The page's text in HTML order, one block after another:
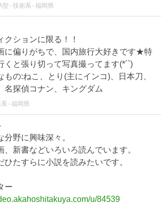
型 技術系 福岡県
クションに限る！！
に偏りがちで、国内旅行大好きです★特
くと張り切って写真撮ってます(*´`)
もの:ねこ、とり(主にインコ)、日本刀、
名探偵コナン、キングダム
福岡県
分野に興味深々。
、新書などいろいろ読んでいます。
ひたすらに小説を読みたいです。
ー
u/84539